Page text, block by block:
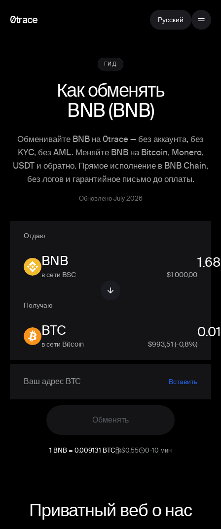
0trace Русский
ГИД
Как обменять
BNB(BNB)
Обменивайте BNB на 0trace — без аккаунта, без
KYC, без AML. Меняйте BNB на Bitcoin, Monero,
USDT и обратно. Прямое исполнение в BNB Chain,
без логов и гарантийное письмо до оплаты.
Обновлено July 2026
Отдаю
BNB
в сети BSC $1 000,00
Получаю
BTC
в сети Bitcoin $993,51 (-0,8%)
Вставить
Обменять
1 BNB = 0.009131 BTC $0.55 0-10 мин
Приватный веб о нас